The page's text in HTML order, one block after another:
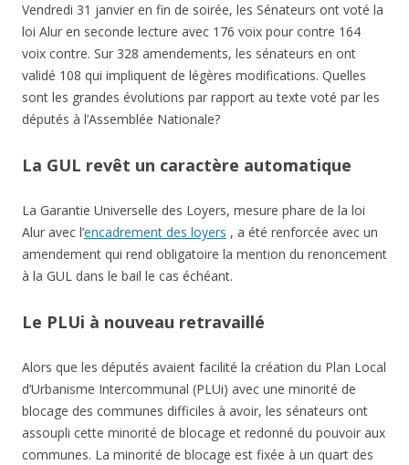
Vendredi 31 janvier en fin de soirée, les Sénateurs ont voté la
loi Alur en seconde lecture avec 176 voix pour contre 164
voix contre. Sur 328 amendements, les sénateurs en ont
validé 108 qui impliquent de légères modifications. Quelles
sont les grandes évolutions par rapport au texte voté par les
députés à l’Assemblée Nationale?
La GUL revêt un caractère automatique
La Garantie Universelle des Loyers, mesure phare de la loi
Alur avec l’encadrement des loyers , a été renforcée avec un
amendement qui rend obligatoire la mention du renoncement
à la GUL dans le bail le cas échéant.
Le PLUi à nouveau retravaillé
Alors que les députés avaient facilité la création du Plan Local
d’Urbanisme Intercommunal (PLUi) avec une minorité de
blocage des communes difficiles à avoir, les sénateurs ont
assoupli cette minorité de blocage et redonné du pouvoir aux
communes. La minorité de blocage est fixée à un quart des